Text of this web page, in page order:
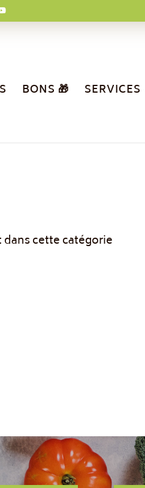
BONS 🎁 SERVICES
cette catégorie